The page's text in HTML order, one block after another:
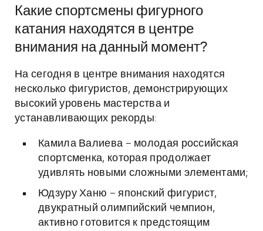
Какие спортсмены фигурного
катания находятся в центре
внимания на данный момент?
На сегодня в центре внимания находятся
несколько фигуристов, демонстрирующих
высокий уровень мастерства и
устанавливающих рекорды:
Камила Валиева – молодая российская
спортсменка, которая продолжает
удивлять новыми сложными элементами;
Юдзуру Ханю – японский фигурист,
двукратный олимпийский чемпион,
активно готовится к предстоящим